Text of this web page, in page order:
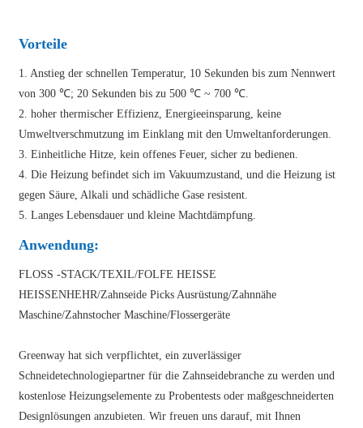
Vorteile
1. Anstieg der schnellen Temperatur, 10 Sekunden bis zum Nennwert
von 300 ℃; 20 Sekunden bis zu 500 ℃ ~ 700 ℃.
2. hoher thermischer Effizienz, Energieeinsparung, keine
Umweltverschmutzung im Einklang mit den Umweltanforderungen.
3. Einheitliche Hitze, kein offenes Feuer, sicher zu bedienen.
4. Die Heizung befindet sich im Vakuumzustand, und die Heizung ist
gegen Säure, Alkali und schädliche Gase resistent.
5. Langes Lebensdauer und kleine Machtdämpfung.
Anwendung:
FLOSS -STACK/TEXIL/FOLFE HEISSE
HEISSENHEHR/Zahnseide Picks Ausrüstung/Zahnnähe
Maschine/Zahnstocher Maschine/Flossergeräte
Greenway hat sich verpflichtet, ein zuverlässiger
Schneidetechnologiepartner für die Zahnseidebranche zu werden und
kostenlose Heizungselemente zu Probentests oder maßgeschneiderten
Designlösungen anzubieten. Wir freuen uns darauf, mit Ihnen